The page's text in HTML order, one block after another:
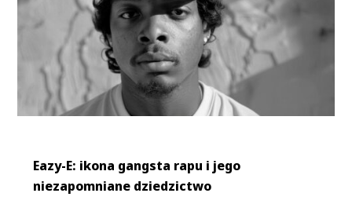
Eazy-E: ikona gangsta rapu i jego
niezapomniane dziedzictwo